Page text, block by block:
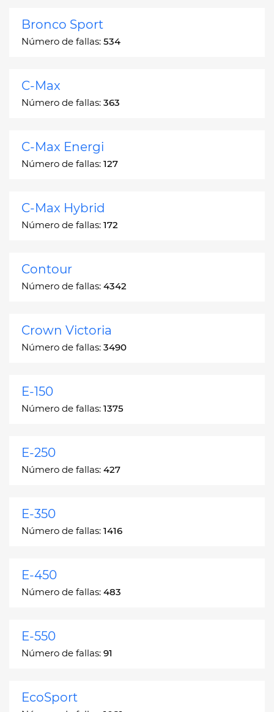
Bronco Sport
Número de fallas: 534
C-Max
Número de fallas: 363
C-Max Energi
Número de fallas: 127
C-Max Hybrid
Número de fallas: 172
Contour
Número de fallas: 4342
Crown Victoria
Número de fallas: 3490
E-150
Número de fallas: 1375
E-250
Número de fallas: 427
E-350
Número de fallas: 1416
E-450
Número de fallas: 483
E-550
Número de fallas: 91
EcoSport